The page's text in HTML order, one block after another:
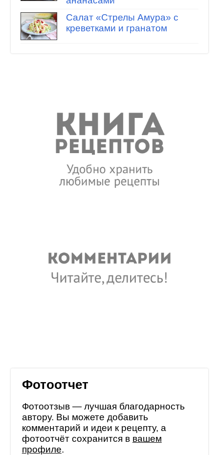
Салат «Стрелы Амура» с
креветками и гранатом
Фотоотчет
Фотоотзыв — лучшая благодарность
автору. Вы можете добавить
комментарий и идеи к рецепту, а
фотоотчёт сохранится в вашем
профиле.